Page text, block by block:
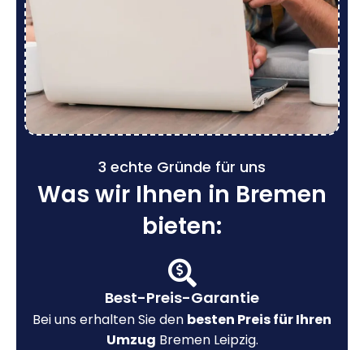
3 echte Gründe für uns
Was wir Ihnen in Bremen
bieten:
Best-Preis-Garantie
Bei uns erhalten Sie den besten Preis für Ihren
Umzug Bremen Leipzig.